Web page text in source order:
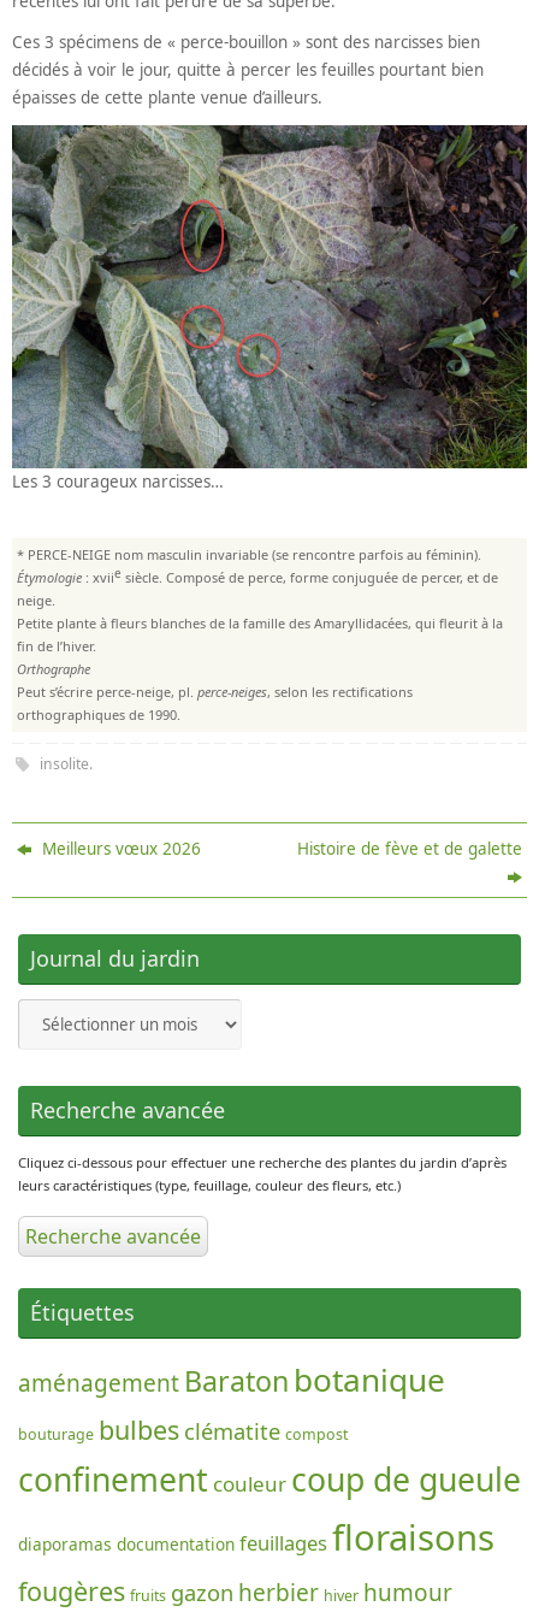
Ces 3 spécimens de « perce-bouillon » sont des narcisses bien
décidés à voir le jour, quitte à percer les feuilles pourtant bien
épaisses de cette plante venue d’ailleurs.
Les 3 courageux narcisses…
* PERCE-NEIGE nom masculin invariable (se rencontre parfois au féminin).
Étymologie : xviie siècle. Composé de perce, forme conjuguée de percer, et de
neige.
Petite plante à fleurs blanches de la famille des Amaryllidacées, qui fleurit à la
fin de l’hiver.
Orthographe
Peut s’écrire perce-neige, pl.perce-neiges, selon les rectifications
orthographiques de 1990.
insolite.
Meilleurs vœux 2026 Histoire de fève et de galette
Journal du jardin
Journal
Recherche avancée
Cliquez ci-dessous pour effectuer une recherche des plantes du jardin d’après
leurs caractéristiques (type, feuillage, couleur des fleurs, etc.)
Recherche avancée
Étiquettes
aménagement Baraton botanique
bouturage bulbes clématite compost
confinement couleur coup de gueule
diaporamas documentation feuillagesfloraisons
fougères fruits gazon herbier hiver humour